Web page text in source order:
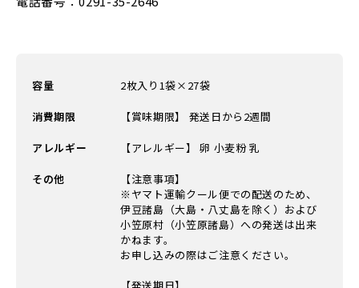
容量 2枚入り1袋×27袋
消費期限 【賞味期限】 発送日から2週間
アレルギー 【アレルギー】 卵 小麦粉 乳
その他
【注意事項】
※ヤマト運輸クール便での配送のため、
伊豆諸島（大島・八丈島を除く）および
小笠原村（小笠原諸島）への発送は出来
かねます。
お申し込みの際はご注意ください。